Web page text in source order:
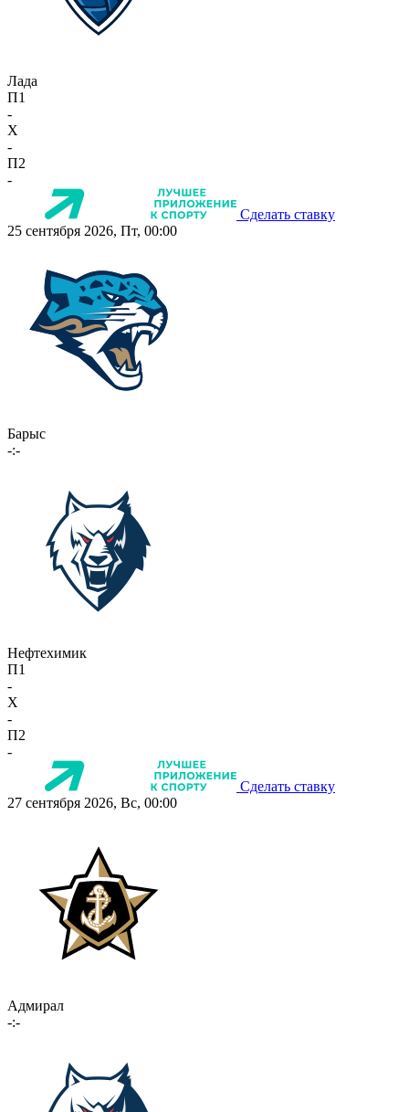
Лада
П1
-
X
-
П2
-
Сделать ставку
25 сентября 2026, Пт, 00:00
Барыс
-:-
Нефтехимик
П1
-
X
-
П2
-
Сделать ставку
27 сентября 2026, Вс, 00:00
Адмирал
-:-